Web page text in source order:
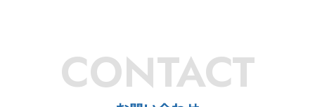
CONTACT